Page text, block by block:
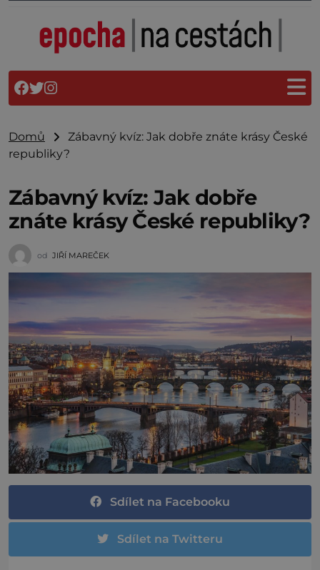
Domů
Zábavný kvíz: Jak dobře znáte krásy České
republiky?
Zábavný kvíz: Jak dobře
znáte krásy České republiky?
od JIŘÍ MAREČEK
Sdílet na Facebooku
Sdílet na Twitteru